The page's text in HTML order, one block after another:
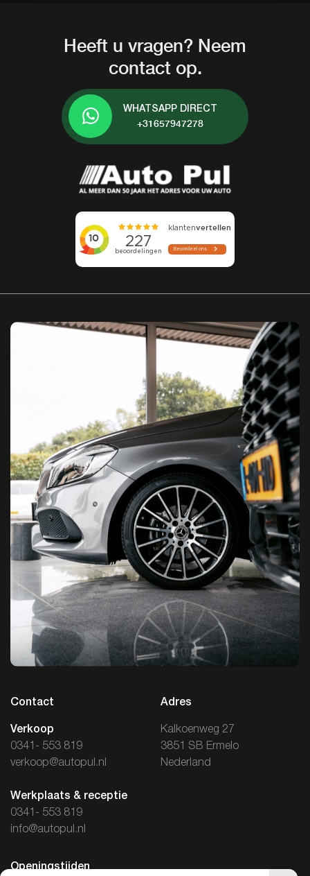
Heeft u vragen? Neem
contact op.
WHATSAPP DIRECT
+31657947278
Contact
Verkoop
0341- 553 819
verkoop@autopul.nl
Werkplaats & receptie
0341- 553 819
info@autopul.nl
Adres
Kalkoenweg 27
3851 SB Ermelo
Nederland
Openingstijden